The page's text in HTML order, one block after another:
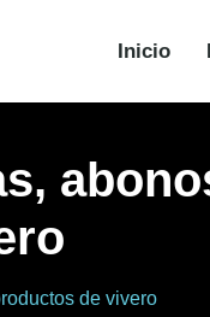
Inicio
de vivero